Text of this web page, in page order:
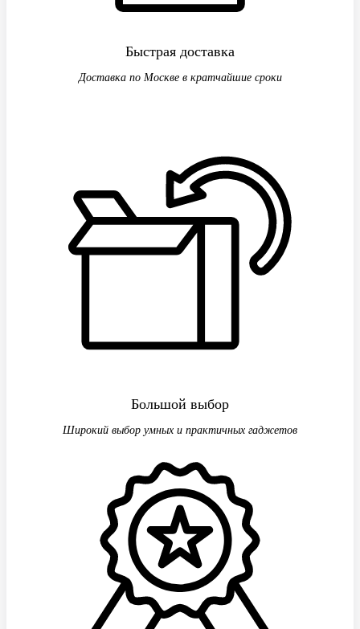
Быстрая доставка
Доставка по Москве в кратчайшие сроки
Большой выбор
Широкий выбор умных и практичных гаджетов